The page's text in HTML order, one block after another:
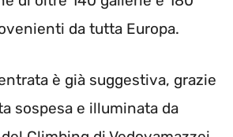
da tutta Europa.
è già suggestiva, grazie
sospesa e illuminata da